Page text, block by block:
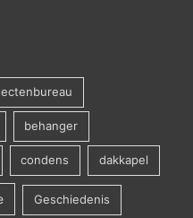
behanger
condens dakkapel
Geschiedenis